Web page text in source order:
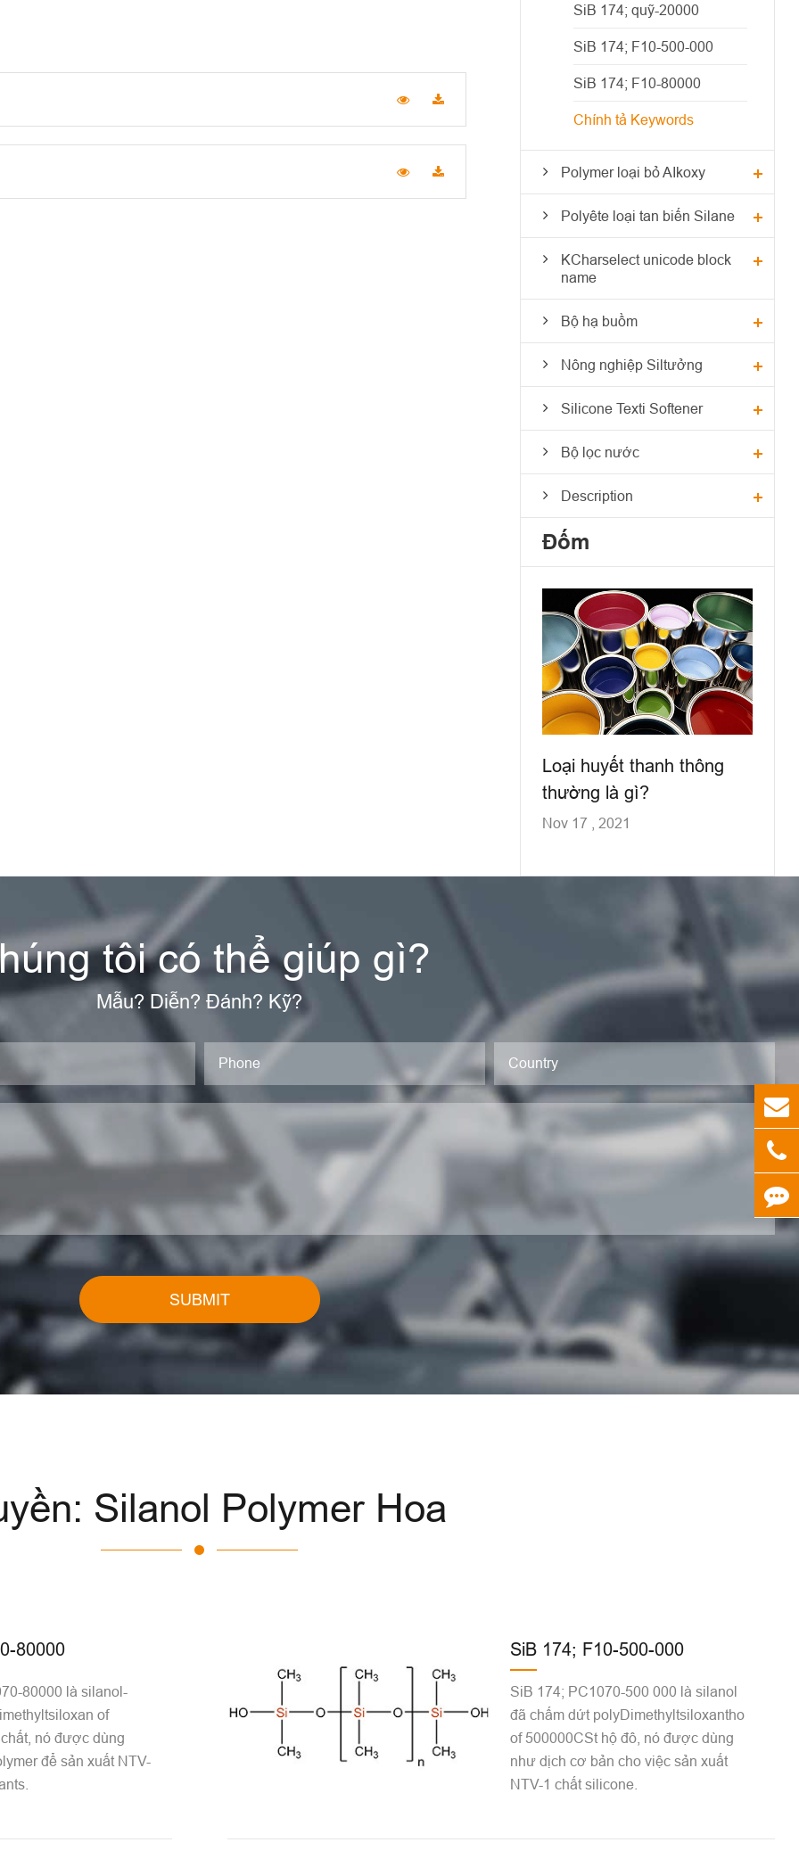
SiB 174; quỹ-20000
SiB 174; F10-500-000
SiB 174; F10-80000
Chính tả Keywords
Polymer loại bỏ AIkoxy
Polyête loại tan biến Silane
KCharselect unicode block
name
Bộ hạ buồm
Nông nghiệp Siltưởng
Silicone Texti Softener
Bộ lọc nước
Description
Đốm
Loại huyết thanh thông
thường là gì?
Nov 17 , 2021
tôi có thể giúp gì?
Mẫu? Diễn? Đánh? Kỹ?
SUBMIT
Silanol Polymer Hoa
80000
80000 là silanol-
of
nó được dùng
để sản xuất NTV-
SiB 174; F10-500-000
SiB 174; PC1070-500 000 là silanol
đã chấm dứt polyDimethyltsiloxantho
of 500000CSt hộ đô, nó được dùng
như dịch cơ bản cho việc sản xuất
NTV-1 chất silicone.